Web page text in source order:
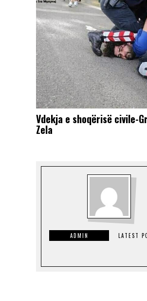
Vdekja e shoqërisë civile-
Zela
ADMIN LATEST